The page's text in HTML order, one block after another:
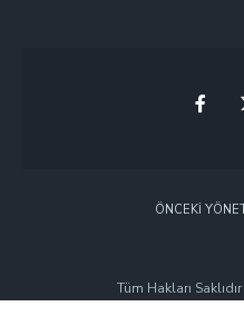
ÖNCEKI
Tüm Hakları